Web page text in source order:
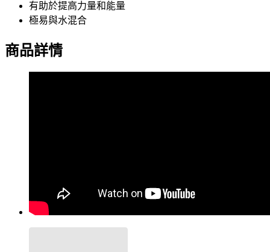
有助於提高力量和能量
極易與水混合
商品詳情